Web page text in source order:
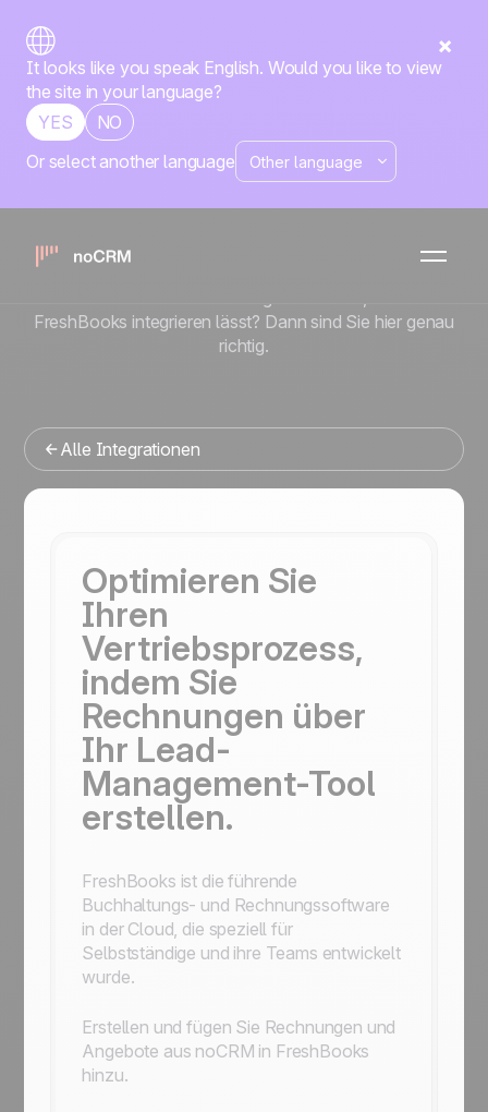
It looks like you speak English. Would you like to view
the site in your language?
YES
NO
Or select another language
Native
FreshBooksx
FreshBooks integrieren lässt? Dann sind Sie hier genau
richtig.
Alle Integrationen
Optimieren Sie
Ihren
Vertriebsprozess,
indem Sie
Rechnungen über
Ihr Lead-
Management-Tool
erstellen.
FreshBooks ist die führende
Buchhaltungs- und Rechnungssoftware
in der Cloud, die speziell für
Selbstständige und ihre Teams entwickelt
wurde.
Erstellen und fügen Sie Rechnungen und
Angebote aus noCRM in FreshBooks
hinzu.